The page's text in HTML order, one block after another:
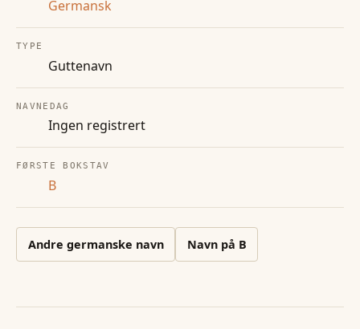
Germansk
TYPE
Guttenavn
NAVNEDAG
Ingen registrert
FØRSTE BOKSTAV
B
Andre germanske navn Navn på B